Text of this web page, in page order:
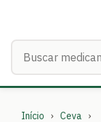
Início › Ceva ›